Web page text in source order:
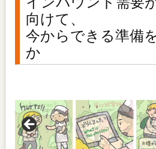
向けて、
今からできる準備
か